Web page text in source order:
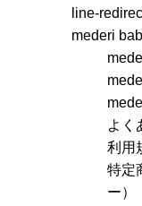
line-
mederi
よく
利用
特定
ー）